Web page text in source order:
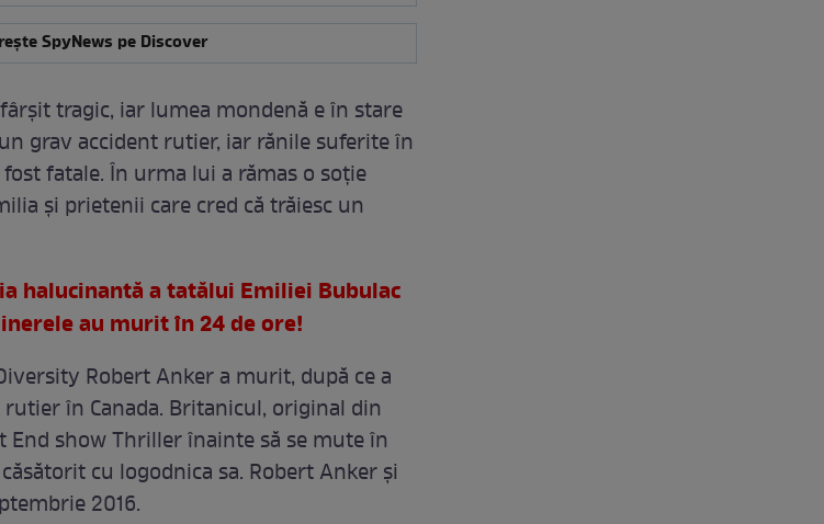
SpyNews pe Discover
tragic, iar lumea mondenă e în stare
grav accident rutier, iar rănile suferite în
fatale. În urma lui a rămas o soţie
şi prietenii care cred că trăiesc un
halucinantă a tatălui Emiliei Bubulac
au murit în 24 de ore!
Robert Anker a murit, după ce a
în Canada. Britanicul, original din
End show Thriller înainte să se mute în
cu logodnica sa. Robert Anker şi
2016.